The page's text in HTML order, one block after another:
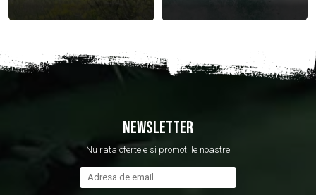
NEWSLETTER
Nu rata ofertele si promotiile noastre